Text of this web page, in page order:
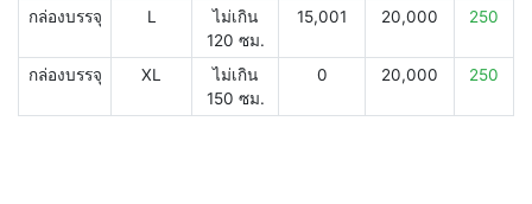
กล่องบรรจุ L
ไม่เกิน
120 ซม.
15,001 20,000 250
กล่องบรรจุ XL
ไม่เกิน
150 ซม.
0 20,000 250